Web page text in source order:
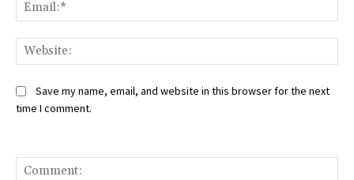
Save my name, email, and website in this browser for the next
time I comment.